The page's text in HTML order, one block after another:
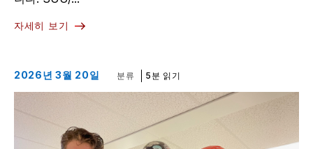
자세히 보기
2026년 3월 20일 분류 5분 읽기